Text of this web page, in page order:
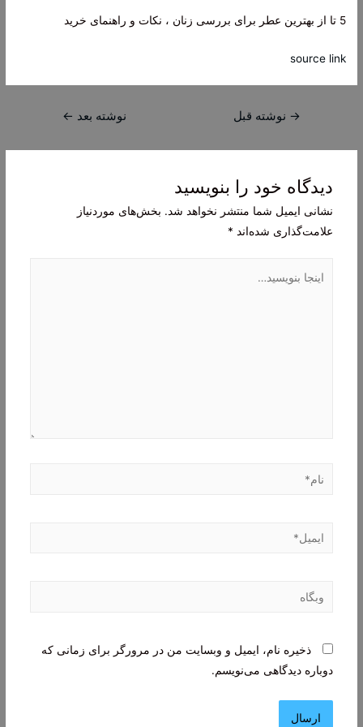
5 تا از بهترین عطر برای بررسی زنان ، نکات و راهنمای خرید
source link
راهبری
→ نوشته قبل نوشته بعد ←
دیدگاه‌ خود را بنویسید
نشانی ایمیل شما منتشر نخواهد شد. بخش‌های موردنیاز
علامت‌گذاری شده‌اند *
بنویسید…
نام*
ایمیل*
وبگاه
ذخیره نام، ایمیل و وبسایت من در مرورگر برای زمانی که
دوباره دیدگاهی می‌نویسم.